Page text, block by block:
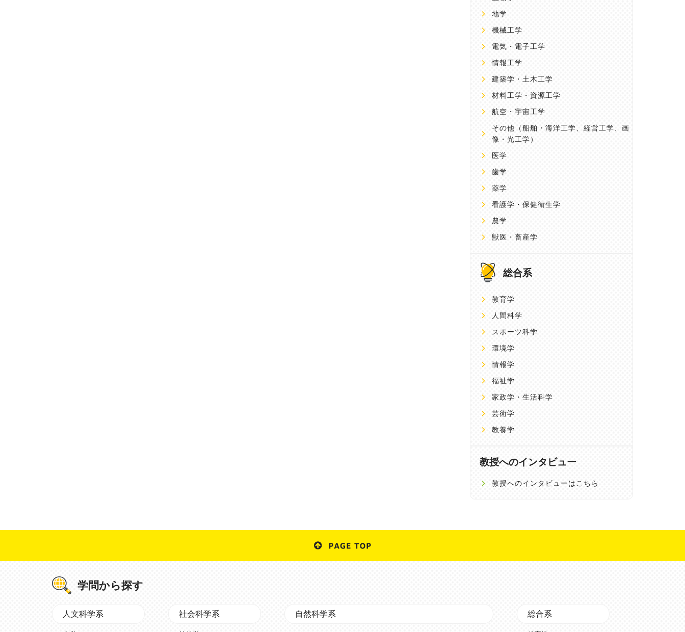
地学
機械工学
電気・電子工学
情報工学
建築学・土木工学
材料工学・資源工学
航空・宇宙工学
その他 （船舶・海洋工学、経営工学、画
像・光工学）
医学
歯学
薬学
看護学・保健衛生学
農学
獣医・畜産学
総合系
教育学
人間科学
スポーツ科学
環境学
情報学
福祉学
家政学・生活科学
芸術学
教養学
教授へのインタビュー
教授へのインタビューはこちら
学問から探す
人文科学系 社会科学系 自然科学系 総合系